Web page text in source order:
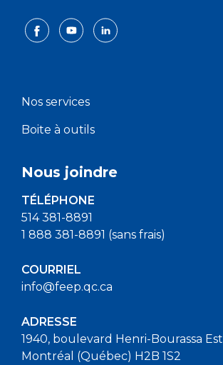
Nos services
Boite à outils
Nous joindre
TÉLÉPHONE
514 381-8891
1 888 381-8891 (sans frais)
COURRIEL
info@feep.qc.ca
ADRESSE
1940, boulevard Henri-Bourassa Est
Montréal (Québec) H2B 1S2